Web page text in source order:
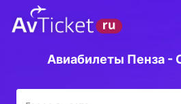
Авиабилеты Пенза -